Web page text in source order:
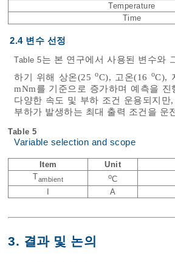
Temperature
Time
2.4 변수 선정
Table 5는 본 연구에서 사용된 변수와
하기 위해 상온(25oC), 고온(16 oC),
mNm를 기준으로 증가하며 예측을
다양한 속도 및 부하 조건 운용되지
부하가 발생하는 최대 출력 조건을 운
Table 5
Variable selection and scope
Item
Unit
Tambient oC
A
3. 결과 및 논의